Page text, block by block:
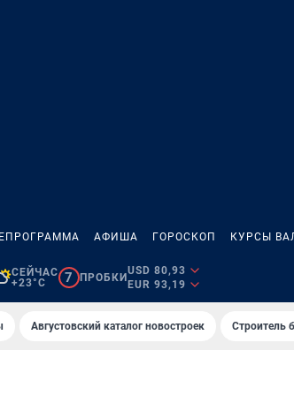
АФИША ГОРОСКОП КУРСЫ
СЕЙЧАС
+23°C
7 ПРОБКИ
USD 80,93
EUR 93,19
Августовский каталог новостроек Строитель